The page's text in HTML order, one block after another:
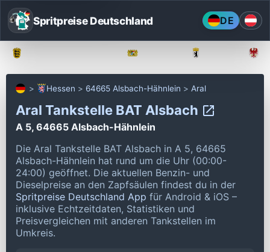
Spritpreise Deutschland DE
Hessen 64665 Alsbach-Hähnlein Aral
Aral Tankstelle BAT Alsbach
A 5, 64665 Alsbach-Hähnlein
Die Aral Tankstelle BAT Alsbach in A 5, 64665
Alsbach-Hähnlein hat rund um die Uhr (00:00-
24:00) geöffnet. Die aktuellen Benzin- und
Dieselpreise an den Zapfsäulen findest du in der
Spritpreise Deutschland App für Android & iOS –
inklusive Echtzeitdaten, Statistiken und
Preisvergleichen mit anderen Tankstellen im
Umkreis.